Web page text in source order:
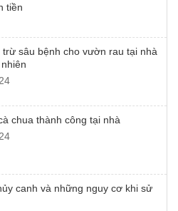
tiền
trừ sâu bệnh cho vườn rau tại nhà
chua thành công tại nhà
canh và những nguy cơ khi sử